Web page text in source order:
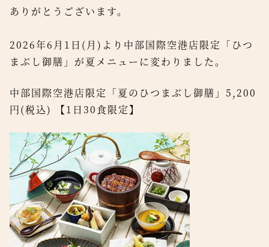
ありがとうございます。
2026年6月1日(月)より中部国際空港店限定「ひつ
まぶし御膳」が夏メニューに変わりました。
中部国際空港店限定「夏のひつまぶし御膳」5,200
円(税込) 【1日30食限定】